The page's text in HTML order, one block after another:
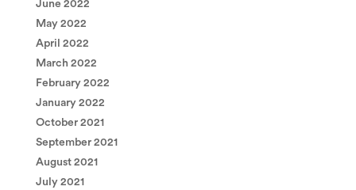
June 2022
May 2022
April 2022
March 2022
February 2022
January 2022
October 2021
September 2021
August 2021
July 2021